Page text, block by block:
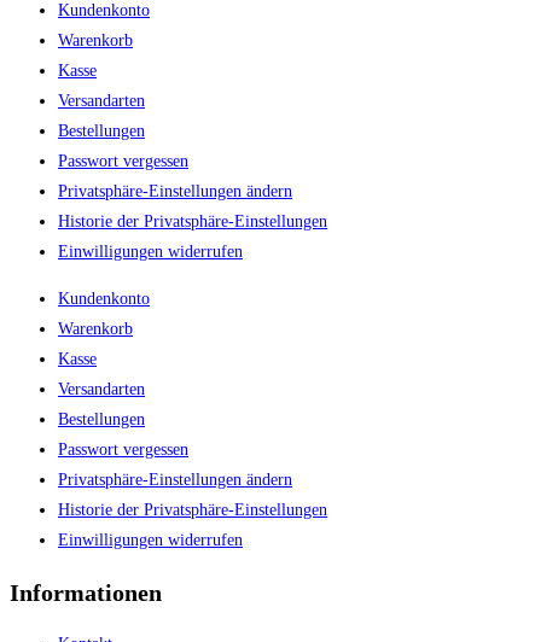
Kundenkonto
Warenkorb
Kasse
Versandarten
Bestellungen
Passwort vergessen
Privatsphäre-Einstellungen ändern
Historie der Privatsphäre-Einstellungen
Einwilligungen widerrufen
Kundenkonto
Warenkorb
Kasse
Versandarten
Bestellungen
Passwort vergessen
Privatsphäre-Einstellungen ändern
Historie der Privatsphäre-Einstellungen
Einwilligungen widerrufen
Informationen